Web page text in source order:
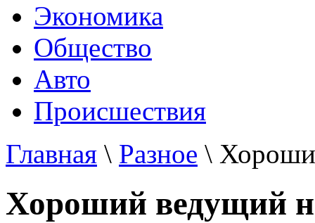
Экономика
Общество
Авто
Происшествия
Главная \ Разное \
Хороший ведущий